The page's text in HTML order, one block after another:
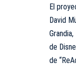
El
David
de
de